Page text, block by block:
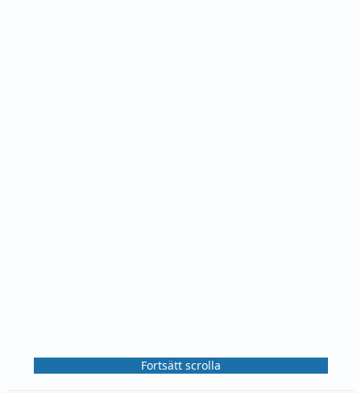
Fortsätt scrolla